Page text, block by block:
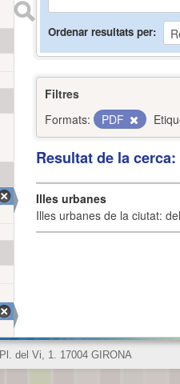
Ordenar resultats per
Filtres
Formats:
PDF
Resultat de la
Illes urbanes
Illes urbanes de la ciutat:
Pl. del Vi, 1. 17004 GIRONA